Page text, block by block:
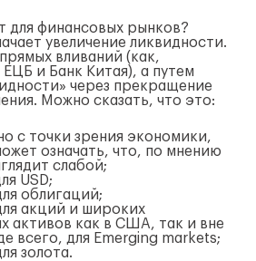
для финансовых рынков?
увеличение ликвидности.
вливаний (как,
и Банк Китая), а путем
через прекращение
Можно сказать, что это:
с точки зрения экономики,
означать, что, по мнению
слабой;
USD;
облигаций;
акций и широких
активов как в США, так и вне
всего, для Emerging markets;
золота.